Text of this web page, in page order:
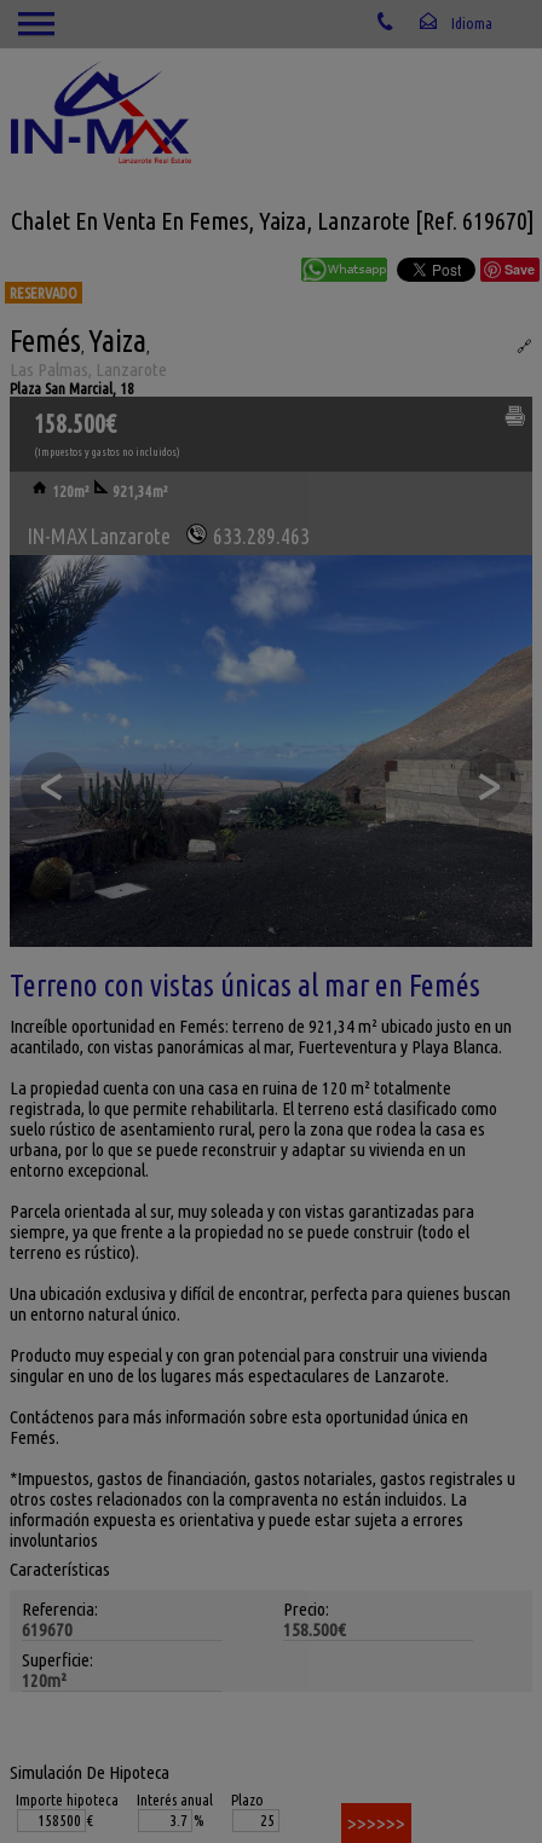
Chalet En Venta En Femes, Yaiza, Lanzarote [Ref. 619670]
Save
RESERVADO
🔗
Femés Yaiza
Las Palmas, Lanzarote
Plaza San Marcial, 18
158.500€
(Impuestos y gastos no incluidos)
120m² 921,34m²
IN-MAX Lanzarote 633.289.463
< >
Terreno con vistas únicas al mar en Femés
Increíble oportunidad en Femés: terreno de 921,34 m² ubicado justo en un
acantilado, con vistas panorámicas al mar, Fuerteventura y Playa Blanca.
La propiedad cuenta con una casa en ruina de 120 m² totalmente
registrada, lo que permite rehabilitarla. El terreno está clasificado como
suelo rústico de asentamiento rural, pero la zona que rodea la casa es
urbana, por lo que se puede reconstruir y adaptar su vivienda en un
entorno excepcional.
Parcela orientada al sur, muy soleada y con vistas garantizadas para
siempre, ya que frente a la propiedad no se puede construir (todo el
terreno es rústico).
Una ubicación exclusiva y difícil de encontrar, perfecta para quienes buscan
un entorno natural único.
Producto muy especial y con gran potencial para construir una vivienda
singular en uno de los lugares más espectaculares de Lanzarote.
Contáctenos para más información sobre esta oportunidad única en
Femés.
*Impuestos, gastos de financiación, gastos notariales, gastos registrales u
otros costes relacionados con la compraventa no están incluidos. La
información expuesta es orientativa y puede estar sujeta a errores
involuntarios
Características
Referencia:
619670
Precio:
158.500€
Superficie:
120m²
Simulación De Hipoteca
Importe hipoteca
€
Interés anual
%
Plazo